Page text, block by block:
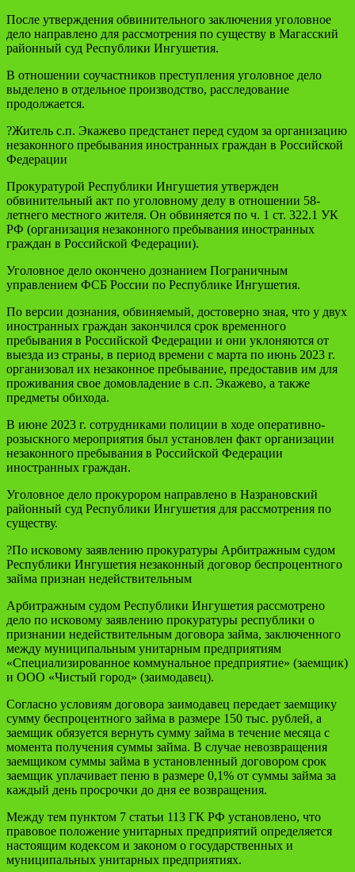
После утверждения обвинительного заключения уголовное
дело направлено для рассмотрения по существу в Магасский
районный суд Республики Ингушетия.
В отношении соучастников преступления уголовное дело
выделено в отдельное производство, расследование
продолжается.
?Житель с.п. Экажево предстанет перед судом за организацию
незаконного пребывания иностранных граждан в Российской
Федерации
Прокуратурой Республики Ингушетия утвержден
обвинительный акт по уголовному делу в отношении 58-
летнего местного жителя. Он обвиняется по ч. 1 ст. 322.1 УК
РФ (организация незаконного пребывания иностранных
граждан в Российской Федерации).
Уголовное дело окончено дознанием Пограничным
управлением ФСБ России по Республике Ингушетия.
По версии дознания, обвиняемый, достоверно зная, что у двух
иностранных граждан закончился срок временного
пребывания в Российской Федерации и они уклоняются от
выезда из страны, в период времени с марта по июнь 2023 г.
организовал их незаконное пребывание, предоставив им для
проживания свое домовладение в с.п. Экажево, а также
предметы обихода.
В июне 2023 г. сотрудниками полиции в ходе оперативно-
розыскного мероприятия был установлен факт организации
незаконного пребывания в Российской Федерации
иностранных граждан.
Уголовное дело прокурором направлено в Назрановский
районный суд Республики Ингушетия для рассмотрения по
существу.
?По исковому заявлению прокуратуры Арбитражным судом
Республики Ингушетия незаконный договор беспроцентного
займа признан недействительным
Арбитражным судом Республики Ингушетия рассмотрено
дело по исковому заявлению прокуратуры республики о
признании недействительным договора займа, заключенного
между муниципальным унитарным предприятиям
«Специализированное коммунальное предприятие» (заемщик)
и ООО «Чистый город» (заимодавец).
Согласно условиям договора заимодавец передает заемщику
сумму беспроцентного займа в размере 150 тыс. рублей, а
заемщик обязуется вернуть сумму займа в течение месяца с
момента получения суммы займа. В случае невозвращения
заемщиком суммы займа в установленный договором срок
заемщик уплачивает пеню в размере 0,1% от суммы займа за
каждый день просрочки до дня ее возвращения.
Между тем пунктом 7 статьи 113 ГК РФ установлено, что
правовое положение унитарных предприятий определяется
настоящим кодексом и законом о государственных и
муниципальных унитарных предприятиях.